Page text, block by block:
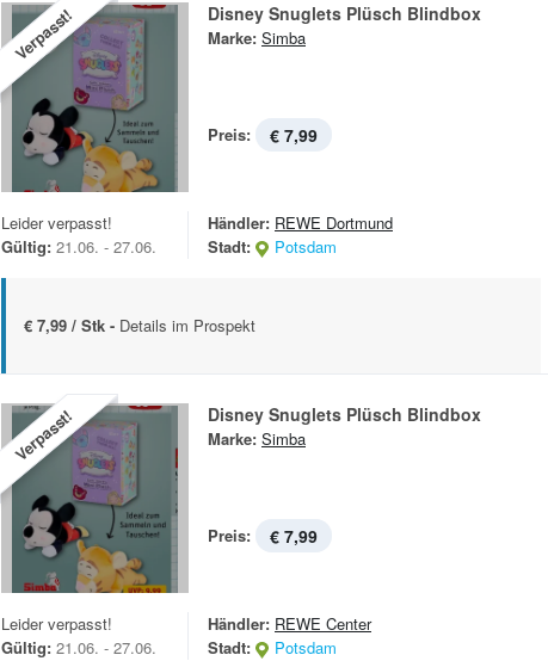
Verpasst! Disney Snuglets Plüsch Blindbox
Marke: Simba
Preis: € 7,99
Leider verpasst!
Gültig: 21.06. - 27.06.
Händler: REWE Dortmund
Stadt:
Potsdam
€ 7,99 / Stk - Details im Prospekt
Verpasst! Disney Snuglets Plüsch Blindbox
Marke: Simba
Preis: € 7,99
Leider verpasst!
Gültig: 21.06. - 27.06.
Händler: REWE Center
Stadt:
Potsdam